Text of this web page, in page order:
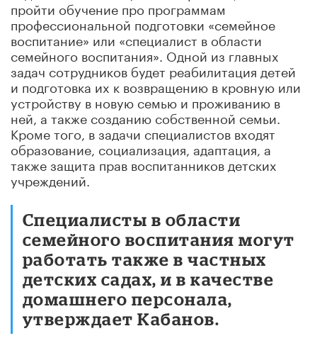
пройти обучение про программам
профессиональной подготовки «семейное
воспитание» или «специалист в области
семейного воспитания». Одной из главных
задач сотрудников будет реабилитация детей
и подготовка их к возвращению в кровную или
устройству в новую семью и проживанию в
ней, а также созданию собственной семьи.
Кроме того, в задачи специалистов входят
образование, социализация, адаптация, а
также защита прав воспитанников детских
учреждений.
Специалисты в области
семейного воспитания могут
работать также в частных
детских садах, и в качестве
домашнего персонала,
утверждает Кабанов.